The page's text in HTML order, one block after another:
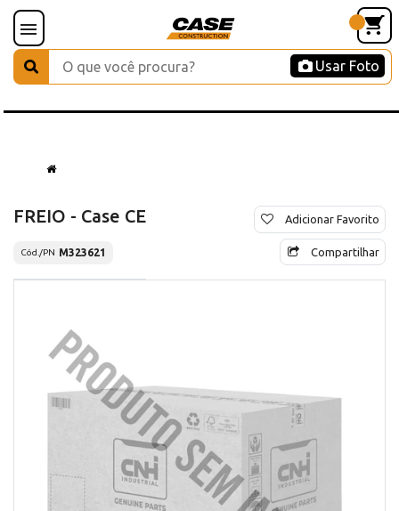
Usar Foto
FREIO - Case CE
Cód./PN M323621
Adicionar Favorito
Compartilhar